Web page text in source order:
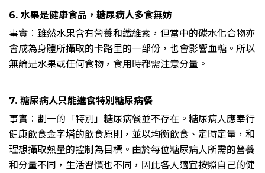
6. 水果是健康食品，糖尿病人多食無妨
事實︰雖然水果含有營養和纖維素，但當中的碳水化合物亦
會成為身體所攝取的卡路里的一部份，也會影響血糖。所以
無論是水果或任何食物，食用時都需注意分量。
7. 糖尿病人只能進食特別糖尿病餐
事實︰劃一的「特別」糖尿病餐並不存在。糖尿病人應奉行
健康飲食金字塔的飲食原則，並以均衡飲食、定時定量，和
理想攝取熱量的控制為目標。由於每位糖尿病人所需的營養
和分量不同，生活習慣也不同，因此各人適宜按照自己的健